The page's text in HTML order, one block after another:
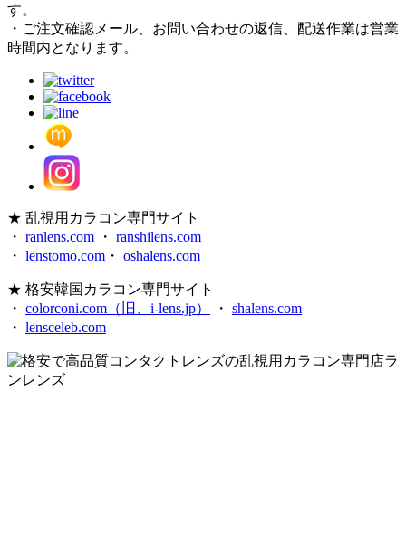
す。
・ご注文確認メール、お問い合わせの返信、配送作業は営業
時間内となります。
★ 乱視用カラコン専門サイト
・ ranlens.com ・ ranshilens.com
・ lenstomo.com ・ oshalens.com
★ 格安韓国カラコン専門サイト
・ colorconi.com（旧、i-lens.jp） ・ shalens.com
・ lensceleb.com